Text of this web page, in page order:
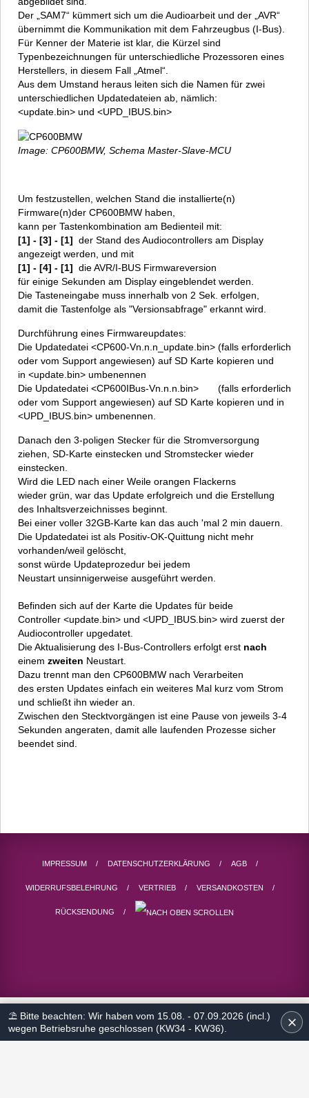
Der „SAM7“ kümmert sich um die Audioarbeit und der „AVR“
übernimmt die Kommunikation mit dem Fahrzeugbus (I-Bus).
Für Kenner der Materie ist klar, die Kürzel sind
Typenbezeichnungen für unterschiedliche Prozessoren eines
Herstellers, in diesem Fall „Atmel“.
Aus dem Umstand heraus leiten sich die Namen für zwei
unterschiedlichen Updatedateien ab, nämlich:
<update.bin> und <UPD_IBUS.bin>
Image: CP600BMW, Schema Master-Slave-MCU
Um festzustellen, welchen Stand die installierte(n)
Firmware(n)der CP600BMW haben,
kann per Tastenkombination am Bedienteil mit:
[1] - [3] - [1] der Stand des Audiocontrollers am Display
angezeigt werden, und mit
[1] - [4] - [1] die AVR/I-BUS Firmwareversion
für einige Sekunden am Display eingeblendet werden.
Die Tasteneingabe muss innerhalb von 2 Sek. erfolgen,
damit die Tastenfolge als "Versionsabfrage" erkannt wird.
Durchführung eines Firmwareupdates:
Die Updatedatei <CP600-Vn.n.n_update.bin> (falls erforderlich
oder vom Support angewiesen) auf SD Karte kopieren und
in <update.bin> umbenennen
Die Updatedatei <CP600IBus-Vn.n.n.bin> (falls erforderlich
oder vom Support angewiesen) auf SD Karte kopieren und in
<UPD_IBUS.bin> umbenennen.
Danach den 3-poligen Stecker für die Stromversorgung
ziehen, SD-Karte einstecken und Stromstecker wieder
einstecken.
Wird die LED nach einer Weile orangen Flackerns
wieder grün, war das Update erfolgreich und die Erstellung
des Inhaltsverzeichnisses beginnt.
Bei einer voller 32GB-Karte kan das auch 'mal 2 min dauern.
Die Updatedatei ist als Positiv-OK-Quittung nicht mehr
vorhanden/weil gelöscht,
sonst würde Updateprozedur bei jedem
Neustart unsinnigerweise ausgeführt werden.
Befinden sich auf der Karte die Updates für beide
Controller <update.bin> und <UPD_IBUS.bin> wird zuerst der
Audiocontroller upgedatet.
Die Aktualisierung des I-Bus-Controllers erfolgt erst nach
einem zweiten Neustart.
Dazu trennt man den CP600BMW nach Verarbeiten
des ersten Updates einfach ein weiteres Mal kurz vom Strom
und schließt ihn wieder an.
Zwischen den Stecktvorgängen ist eine Pause von jeweils 3-4
Sekunden angeraten, damit alle laufenden Prozesse sicher
beendet sind.
IMPRESSUM DATENSCHUTZERKLÄRUNG AGB
WIDERRUFSBELEHRUNG VERTRIEB VERSANDKOSTEN
RÜCKSENDUNG
⛱ Bitte beachten: Wir haben vom 15.08. - 07.09.2026 (incl.)
wegen Betriebsruhe geschlossen (KW34 - KW36).